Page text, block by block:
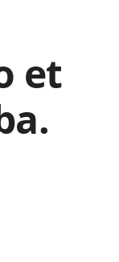
et